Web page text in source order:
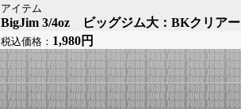
アイテム
BigJim 3/4oz ビッグジム大：BKクリアー
税込価格： 1,980円